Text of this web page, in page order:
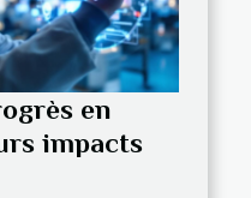
en
impacts